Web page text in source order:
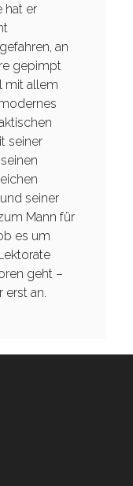
hat er
an
gepimpt
mit allem
seiner
seiner
Mann für
es um
geht –
erst an.